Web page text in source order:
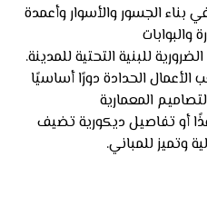
بناء الجسور والأسوار وأعمدة
والبوابات
للبنية التحتية للمدينة.
الحدادة دورًا أساسيًا
المعمارية
أو تفاصيل ديكورية تضيف
وتميز للمباني.